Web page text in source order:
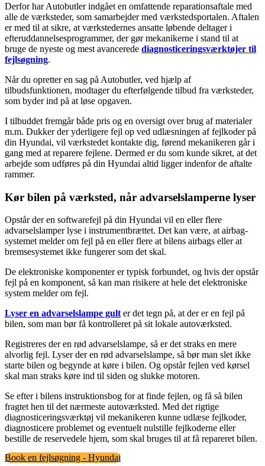
Derfor har Autobutler indgået en omfattende reparationsaftale med
alle de værksteder, som samarbejder med værkstedsportalen. Aftalen
er med til at sikre, at værkstedernes ansatte løbende deltager i
efteruddannelsesprogrammer, der gør mekanikerne i stand til at
bruge de nyeste og mest avancerede diagnosticeringsværktøjer til
fejlsøgning.
Når du opretter en sag på Autobutler, ved hjælp af
tilbudsfunktionen, modtager du efterfølgende tilbud fra værksteder,
som byder ind på at løse opgaven.
I tilbuddet fremgår både pris og en oversigt over brug af materialer
m.m. Dukker der yderligere fejl op ved udlæsningen af fejlkoder på
din Hyundai, vil værkstedet kontakte dig, førend mekanikeren går i
gang med at reparere fejlene. Dermed er du som kunde sikret, at det
arbejde som udføres på din Hyundai altid ligger indenfor de aftalte
rammer.
Kør bilen på værksted, når advarselslamperne lyser
Opstår der en softwarefejl på din Hyundai vil en eller flere
advarselslamper lyse i instrumentbrættet. Det kan være, at airbag-
systemet melder om fejl på en eller flere at bilens airbags eller at
bremsesystemet ikke fungerer som det skal.
De elektroniske komponenter er typisk forbundet, og hvis der opstår
fejl på en komponent, så kan man risikere at hele det elektroniske
system melder om fejl.
Lyser en advarselslampe gult er det tegn på, at der er en fejl på
bilen, som man bør få kontrolleret på sit lokale autoværksted.
Registreres der en rød advarselslampe, så er det straks en mere
alvorlig fejl. Lyser der en rød advarselslampe, så bør man slet ikke
starte bilen og begynde at køre i bilen. Og opstår fejlen ved kørsel
skal man straks køre ind til siden og slukke motoren.
Se efter i bilens instruktionsbog for at finde fejlen, og få så bilen
fragtet hen til det nærmeste autoværksted. Med det rigtige
diagnosticeringsværktøj vil mekanikeren kunne udlæse fejlkoder,
diagnosticere problemet og eventuelt nulstille fejlkoderne eller
bestille de reservedele hjem, som skal bruges til at få repareret bilen.
Book en fejlsøgning - Hyundai